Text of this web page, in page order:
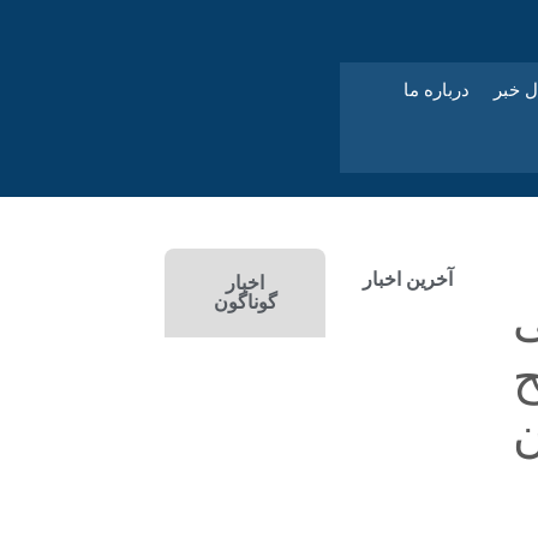
خبر درباره ما
آخرین اخبار
اخبار
گوناگون